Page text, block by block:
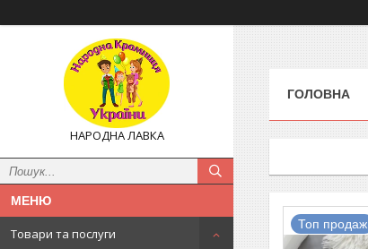
НАРОДНА ЛАВКА
Товари та послуги
ГОЛОВНА
Топ продаж